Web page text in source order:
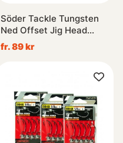
Söder Tackle Tungsten
Ned Offset Jig Head
Green
fr. 89 kr